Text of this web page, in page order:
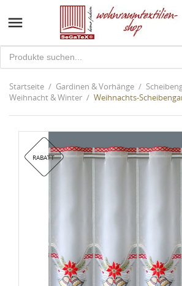

Startseite Gardinen & Vorhänge
Weihnacht & Winter
Weihnachts-
RABATT